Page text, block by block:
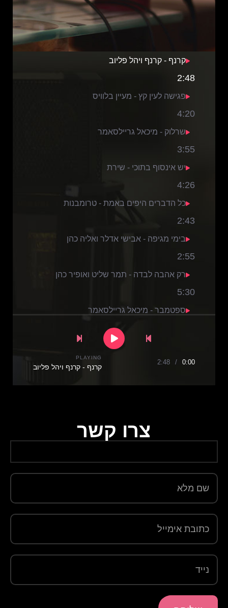
קרנף - קרנף ויהל פליוב
2:48
פגישה לעין קץ - מעיין בלוויס
4:20
שרלוק - מיכאל גריילסאמר
3:55
יש אינסוף בתוכי - שירת
4:26
כל הדברים היפים באמת - טרומבנות
2:43
בימי מגיפה - אבישי אדלר ואליה כהן
2:55
רק אהבה לבדה - תמר שליט ואופיר כהן
5:30
ספטמבר - מיכאל גריילסאמר
PLAYING
קרנף - קרנף ויהל פליוב
Previous Song
Play
Pause
0:00
/
2:48
צרו קשר